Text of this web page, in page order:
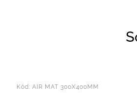
Kód: AIR MAT 300X400MM